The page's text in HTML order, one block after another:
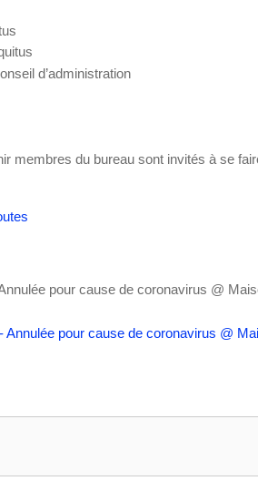
d’administration
membres du bureau sont invités à se
pour cause de coronavirus @